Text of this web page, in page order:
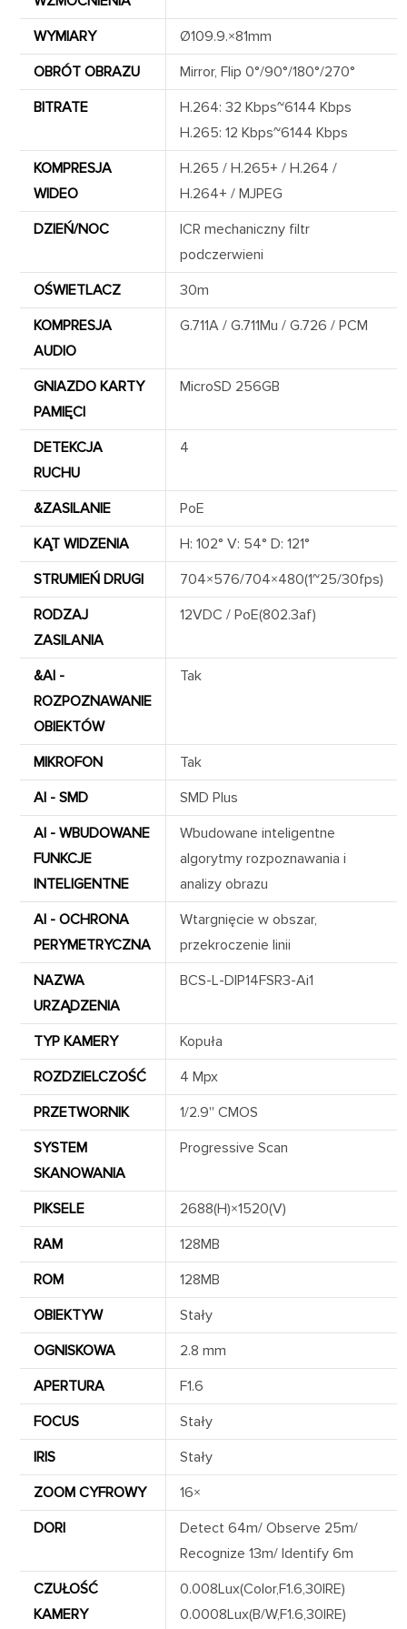
WYMIARY
Ø109.9.×81mm
OBRÓT OBRAZU
Mirror, Flip 0°/90°/180°/270°
BITRATE
H.264: 32 Kbps~6144 Kbps
H.265: 12 Kbps~6144 Kbps
KOMPRESJA
WIDEO
H.265 / H.265+ / H.264 /
H.264+ / MJPEG
DZIEŃ/NOC
ICR mechaniczny filtr
podczerwieni
OŚWIETLACZ
30m
KOMPRESJA
AUDIO
G.711A / G.711Mu / G.726 / PCM
GNIAZDO KARTY
PAMIĘCI
MicroSD 256GB
DETEKCJA
RUCHU
4
&ZASILANIE
PoE
KĄT WIDZENIA
H: 102° V: 54° D: 121°
STRUMIEŃ DRUGI
704×576/704×480(1~25/30fps)
RODZAJ
ZASILANIA
12VDC / PoE(802.3af)
&AI -
ROZPOZNAWANIE
OBIEKTÓW
Tak
MIKROFON
Tak
AI - SMD
SMD Plus
AI - WBUDOWANE
FUNKCJE
INTELIGENTNE
Wbudowane inteligentne
algorytmy rozpoznawania i
analizy obrazu
AI - OCHRONA
PERYMETRYCZNA
Wtargnięcie w obszar,
przekroczenie linii
NAZWA
URZĄDZENIA
BCS-L-DIP14FSR3-Ai1
TYP KAMERY
Kopuła
ROZDZIELCZOŚĆ
4 Mpx
PRZETWORNIK
1/2.9'' CMOS
SYSTEM
SKANOWANIA
Progressive Scan
PIKSELE
2688(H)×1520(V)
RAM
128MB
ROM
128MB
OBIEKTYW
Stały
OGNISKOWA
2.8 mm
APERTURA
F1.6
FOCUS
Stały
IRIS
Stały
ZOOM CYFROWY
16×
DORI
Detect 64m/ Observe 25m/
Recognize 13m/ Identify 6m
CZUŁOŚĆ
KAMERY
0.008Lux(Color,F1.6,30IRE)
0.0008Lux(B/W,F1.6,30IRE)